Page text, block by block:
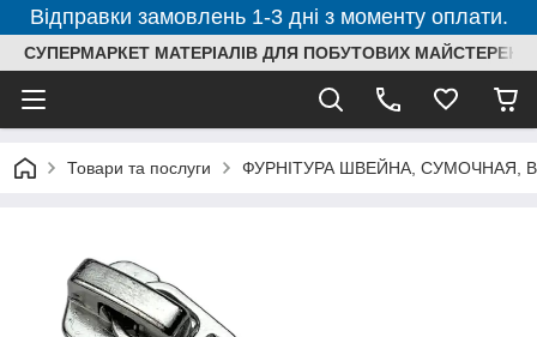
Відправки замовлень 1-3 дні з моменту оплати.
СУПЕРМАРКЕТ МАТЕРІАЛІВ ДЛЯ ПОБУТОВИХ МАЙСТЕРЕНЬ
Товари та послуги ФУРНІТУРА ШВЕЙНА, СУМОЧНАЯ,